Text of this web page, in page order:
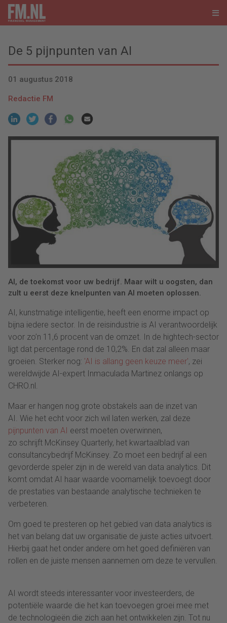
De 5 pijnpunten van AI
01 augustus 2018
Redactie FM
AI, de toekomst voor uw bedrijf. Maar wilt u oogsten, dan
zult u eerst deze knelpunten van AI moeten oplossen.
AI, kunstmatige intelligentie, heeft een enorme impact op
bijna iedere sector. In de reisindustrie is AI verantwoordelijk
voor zo’n 11,6 procent van de omzet. In de hightech-sector
ligt dat percentage rond de 10,2%. En dat zal alleen maar
groeien. Sterker nog: 'AI is allang geen keuze meer', zei
wereldwijde AI-expert Inmaculada Martinez onlangs op
CHRO.nl.
Maar er hangen nog grote obstakels aan de inzet van
AI. Wie het echt voor zich wil laten werken, zal deze
pijnpunten van AI eerst moeten overwinnen,
zo schrijft McKinsey Quarterly, het kwartaalblad van
consultancybedrijf McKinsey. Zo moet een bedrijf al een
gevorderde speler zijn in de wereld van data analytics. Dit
komt omdat AI haar waarde voornamelijk toevoegt door
de prestaties van bestaande analytische technieken te
verbeteren.
Om goed te presteren op het gebied van data analytics is
het van belang dat uw organisatie de juiste acties uitvoert.
Hierbij gaat het onder andere om het goed definiëren van
rollen en de juiste mensen aannemen om deze te vervullen.
AI wordt steeds interessanter voor investeerders, de
potentiële waarde die het kan toevoegen groei mee met
de technologieën die zich aan het ontwikkelen zijn. Tot nu